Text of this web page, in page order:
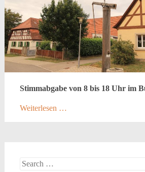
Stimmabgabe von 8 bis 18 Uhr im
Weiterlesen …
Search